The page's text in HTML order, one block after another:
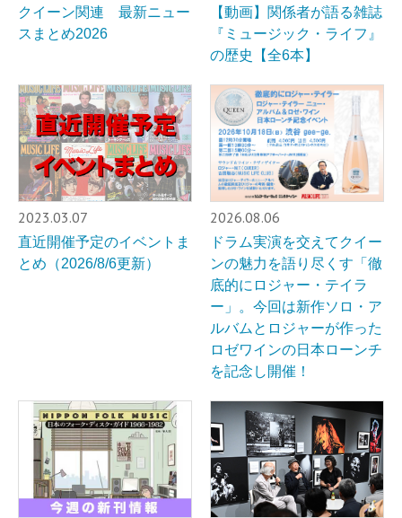
クイーン関連 最新ニュー
スまとめ2026
【動画】関係者が語る雑誌
『ミュージック・ライフ』
の歴史【全6本】
2023.03.07
直近開催予定のイベントま
とめ（2026/8/6更新）
2026.08.06
ドラム実演を交えてクイー
ンの魅力を語り尽くす「徹
底的にロジャー・テイラ
ー」。今回は新作ソロ・ア
ルバムとロジャーが作った
ロゼワインの日本ローンチ
を記念し開催！